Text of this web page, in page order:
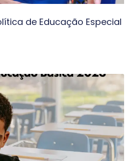
de Educação Especial